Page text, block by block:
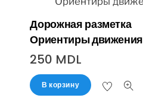
Дорожная разметка
Ориентиры движения
250 MDL
В корзину